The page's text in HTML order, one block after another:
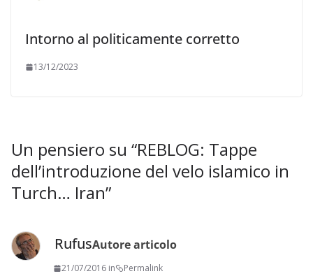
Intorno al politicamente corretto
13/12/2023
Un pensiero su “REBLOG: Tappe
dell’introduzione del velo islamico in
Turch… Iran”
RufusAutore articolo
21/07/2016 in Permalink